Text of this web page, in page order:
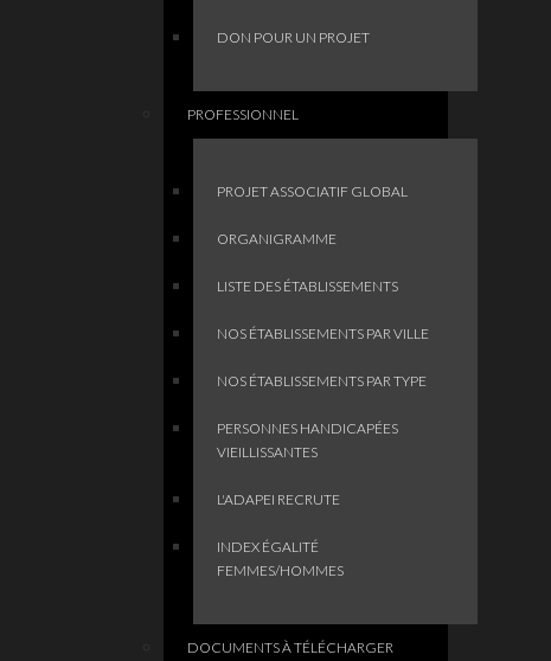
DON POUR UN PROJET
PROFESSIONNEL
PROJET ASSOCIATIF GLOBAL
ORGANIGRAMME
LISTE DES ÉTABLISSEMENTS
NOS ÉTABLISSEMENTS PAR VILLE
NOS ÉTABLISSEMENTS PAR TYPE
PERSONNES HANDICAPÉES
VIEILLISSANTES
L'ADAPEI RECRUTE
INDEX ÉGALITÉ
FEMMES/HOMMES
DOCUMENTS À TÉLÉCHARGER